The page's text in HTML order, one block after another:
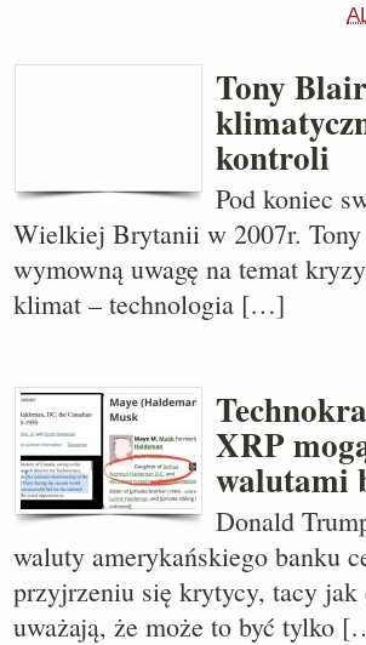
Tony
kontroli
Pod koniec
Wielkiej Brytanii w 2007r.
wymowną uwagę na temat
klimat – technologia […]
XRP
walutami
Donald
waluty amerykańskiego banku
przyjrzeniu się krytycy, tacy jak
uważają, że może to być tylko